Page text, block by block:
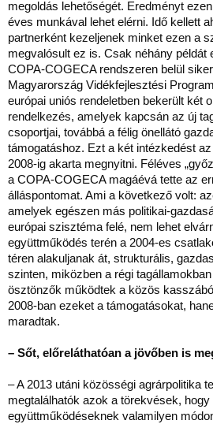
megoldás lehetőségét. Eredményt
éves munkával lehet elérni. Idő kellett
partnerként kezeljenek minket ezen a
megvalósult ez is. Csak néhány példát
COPA-COGECA rendszeren belül
Magyarország Vidékfejlesztési
európai uniós rendeletben bekerült két
rendelkezés, amelyek kapcsán az új
csoportjai, továbbá a félig önellátó
támogatáshoz. Ezt a két intézkedést
2008-ig akarta megnyitni. Féléves
a COPA-COGECA magáévá tette az
álláspontomat. Ami a következő volt:
amelyek egészen más politikai-
európai szisztéma felé, nem lehet
együttműködés terén a 2004-es
téren alakuljanak át, strukturális,
szinten, miközben a régi
ösztönzők működtek a közös
2008-ban ezeket a támogatásokat,
maradtak.
– Sőt, előreláthatóan a jövőben is
– A 2013 utáni közösségi agrárpolitika
megtalálhatók azok a törekvések, hogy
együttműködéseknek valamilyen